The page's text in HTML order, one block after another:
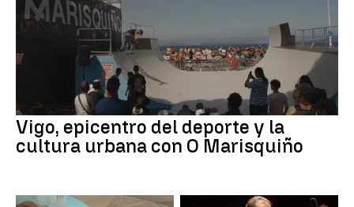
Vigo, epicentro del deporte y la
cultura urbana con O Marisquiño